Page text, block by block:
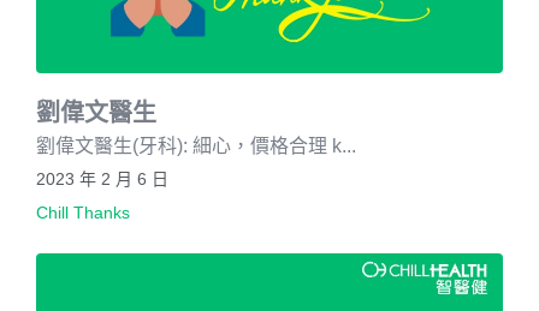
劉偉文醫生
劉偉文醫生(牙科): 細心，價格合理 k...
2023 年 2 月 6 日
Chill Thanks